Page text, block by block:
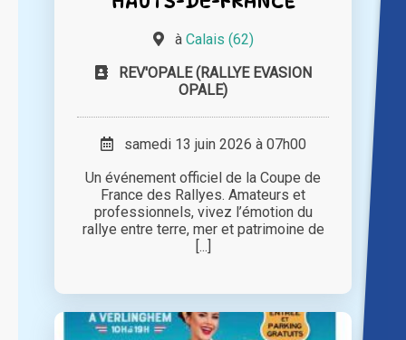
à Calais (62)
REV'OPALE (RALLYE EVASION
OPALE)
samedi 13 juin 2026 à 07h00
Un événement officiel de la Coupe de
France des Rallyes. Amateurs et
professionnels, vivez l’émotion du
rallye entre terre, mer et patrimoine de
[...]